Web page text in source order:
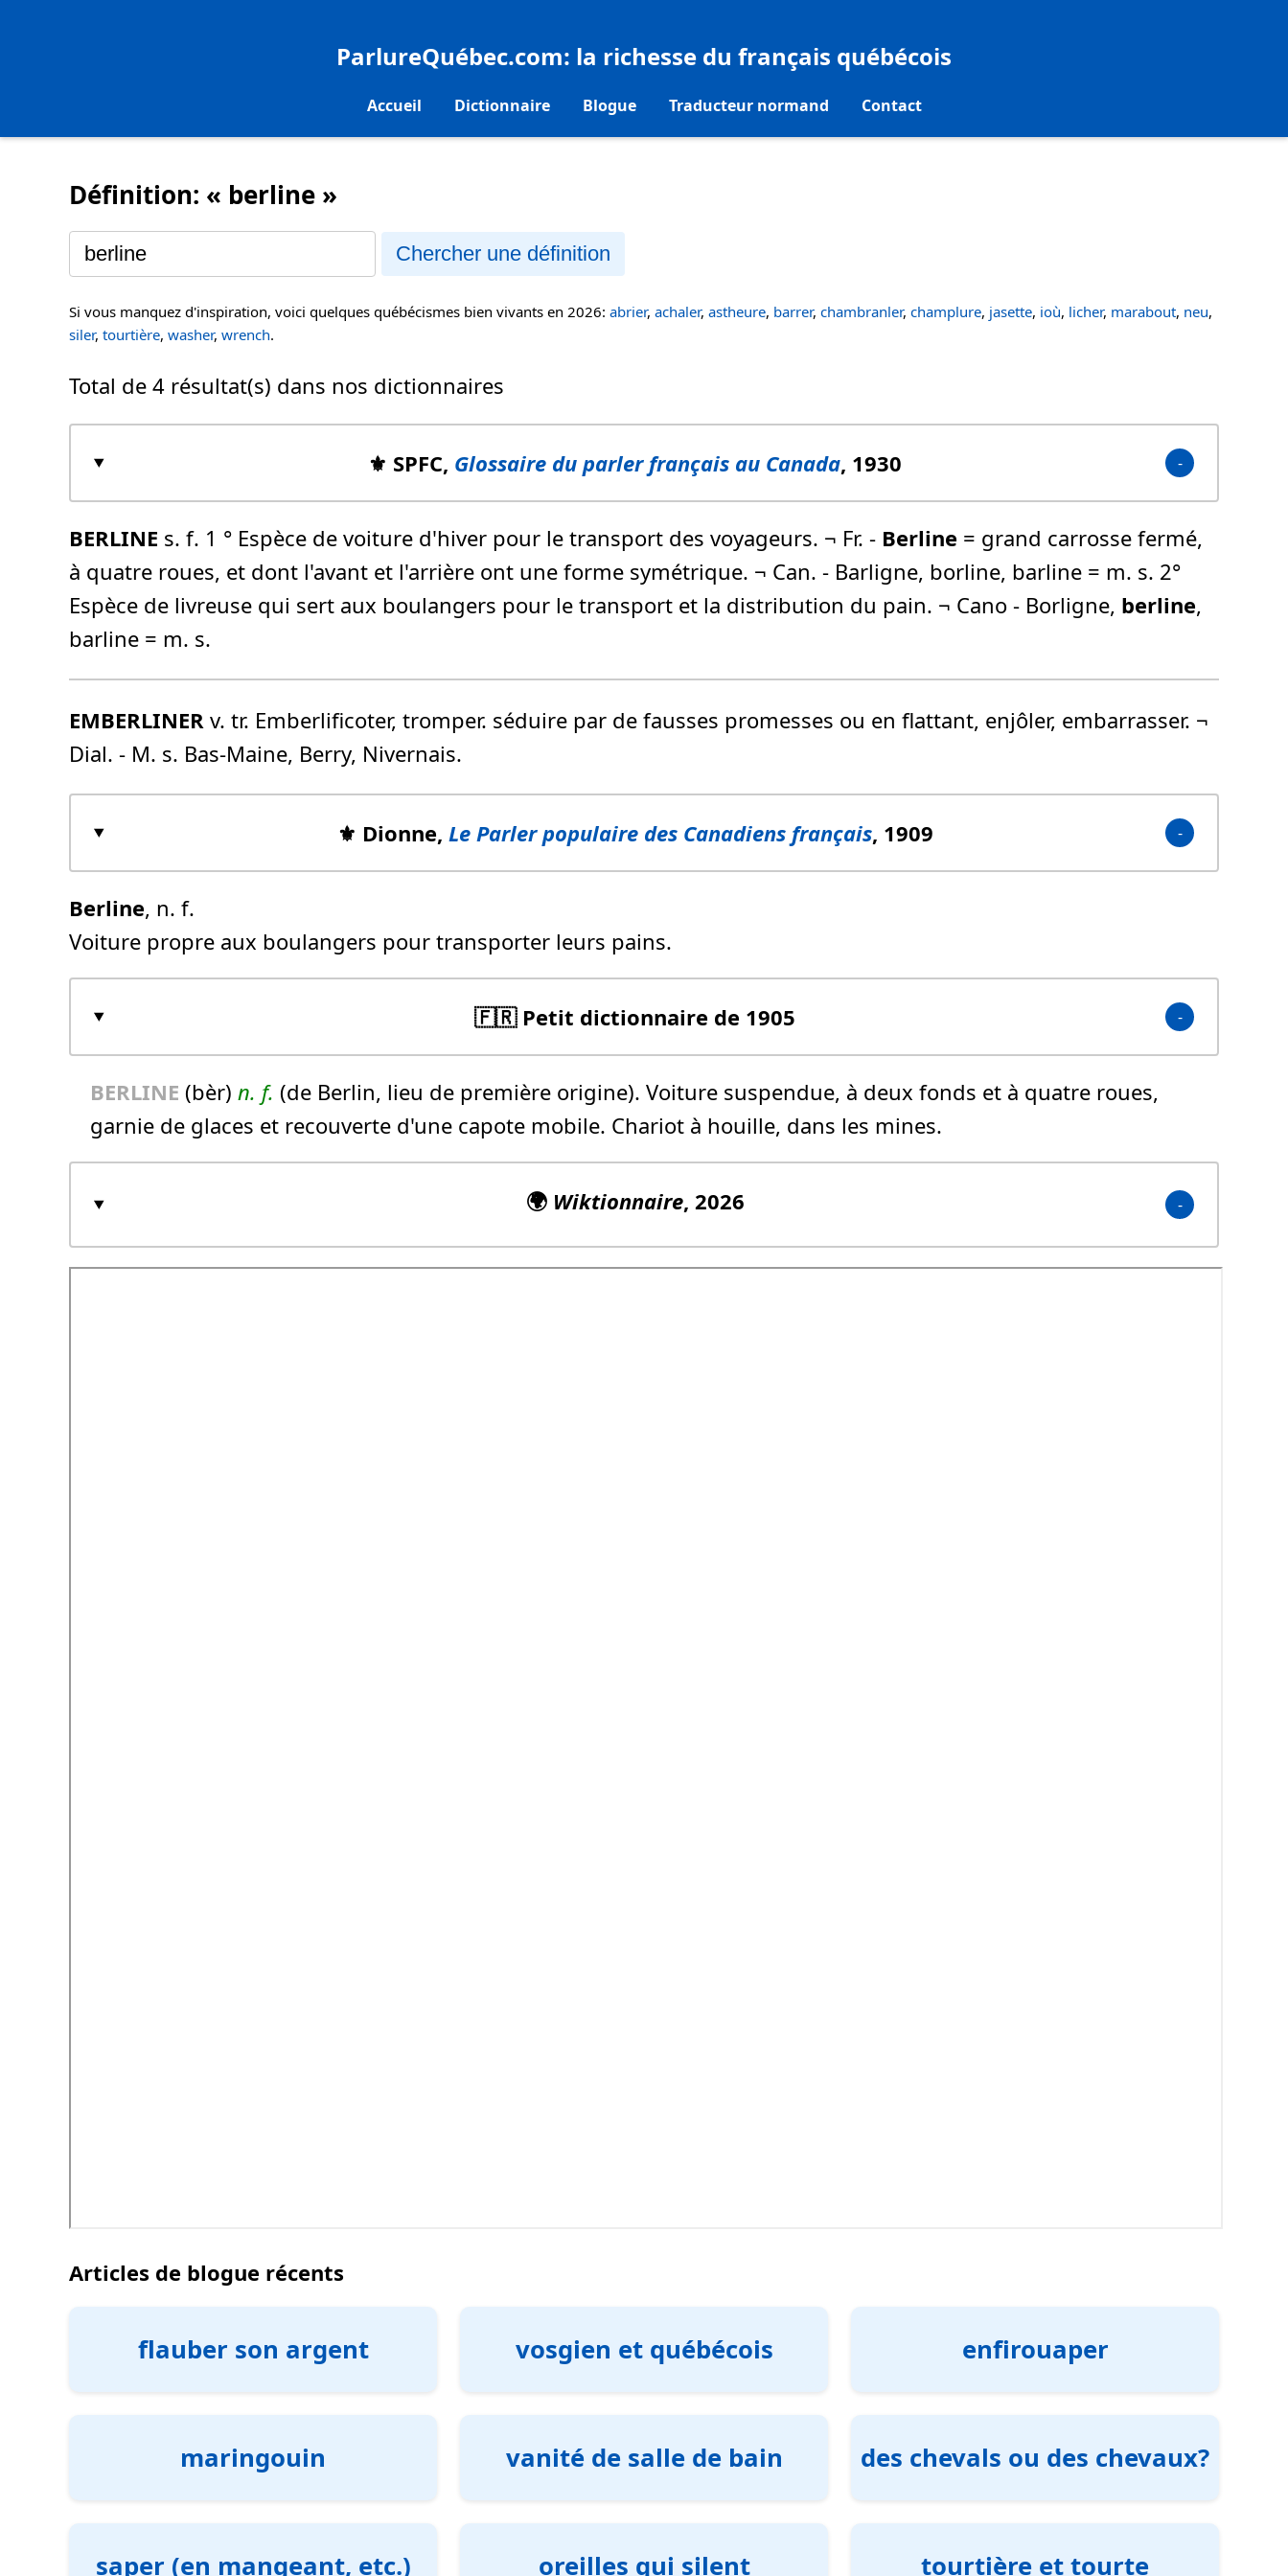
ParlureQuébec.com: la richesse du français québécois
Accueil Dictionnaire Blogue Traducteur normand Contact
Définition: « berline »
Chercher une définition
Si vous manquez d'inspiration, voici quelques québécismes bien vivants en 2026: abrier, achaler, astheure, barrer, chambranler, champlure, jasette, ioù, licher, marabout, neu,
siler, tourtière, washer, wrench.
Total de 4 résultat(s) dans nos dictionnaires
⚜️ SPFC, Glossaire du parler français au Canada, 1930
BERLINE s. f. 1 ° Espèce de voiture d'hiver pour le transport des voyageurs. ¬ Fr. - Berline = grand carrosse fermé,
à quatre roues, et dont l'avant et l'arrière ont une forme symétrique. ¬ Can. - Barligne, borline, barline = m. s. 2°
Espèce de livreuse qui sert aux boulangers pour le transport et la distribution du pain. ¬ Cano - Borligne, berline,
barline = m. s.
EMBERLINER v. tr. Emberlificoter, tromper. séduire par de fausses promesses ou en flattant, enjôler, embarrasser. ¬
Dial. - M. s. Bas-Maine, Berry, Nivernais.
⚜️ Dionne, Le Parler populaire des Canadiens français, 1909
Berline, n. f.
Voiture propre aux boulangers pour transporter leurs pains.
🇫🇷 Petit dictionnaire de 1905
BERLINE (bèr) n. f. (de Berlin, lieu de première origine). Voiture suspendue, à deux fonds et à quatre roues,
garnie de glaces et recouverte d'une capote mobile. Chariot à houille, dans les mines.
🌍 Wiktionnaire, 2026
Articles de blogue récents
flauber son argent vosgien et québécois enfirouaper
maringouin vanité de salle de bain des chevals ou des chevaux?
saper (en mangeant, etc.) oreilles qui silent tourtière et tourte